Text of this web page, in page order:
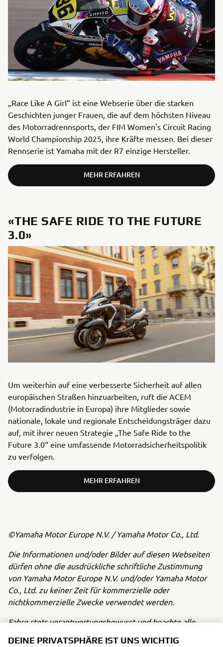
„Race Like A Girl“ ist eine Webserie über die starken
Geschichten junger Frauen, die auf dem höchsten Niveau
des Motorradrennsports, der FIM Women's Circuit Racing
World Championship 2025, ihre Kräfte messen. Bei dieser
Rennserie ist Yamaha mit der R7 einzige Hersteller.
MEHR ERFAHREN
«THE SAFE RIDE TO THE FUTURE
3.0»
Um weiterhin auf eine verbesserte Sicherheit auf allen
europäischen Straßen hinzuarbeiten, ruft die ACEM
(Motorradindustrie in Europa) ihre Mitglieder sowie
nationale, lokale und regionale Entscheidungsträger dazu
auf, mit ihrer neuen Strategie „The Safe Ride to the
Future 3.0“ eine umfassende Motorradsicherheitspolitik
zu verfolgen.
MEHR ERFAHREN
©Yamaha Motor Europe N.V. / Yamaha Motor Co., Ltd.
Die Informationen und/oder Bilder auf diesen Webseiten
dürfen ohne die ausdrückliche schriftliche Zustimmung
von Yamaha Motor Europe N.V. und/oder Yamaha Motor
Co., Ltd. zu keiner Zeit für kommerzielle oder
nichtkommerzielle Zwecke verwendet werden.
Fahre stets verantwortungsbewusst und beachte alle
örtlichen Verkehrsvorschriften.
DEINE PRIVATSPHÄRE IST UNS WICHTIG